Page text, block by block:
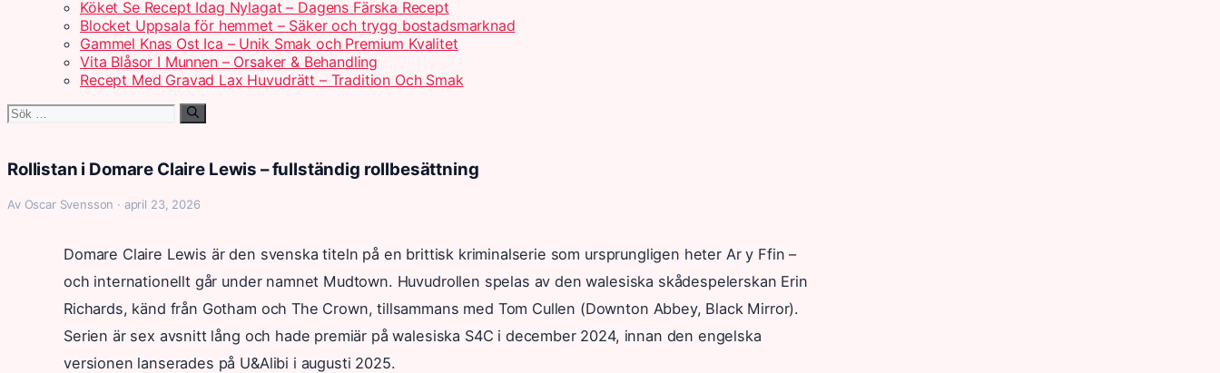
Köket Se Recept Idag Nylagat – Dagens Färska Recept
Blocket Uppsala för hemmet – Säker och trygg bostadsmarknad
Gammel Knas Ost Ica – Unik Smak och Premium Kvalitet
Vita Blåsor I Munnen – Orsaker & Behandling
Recept Med Gravad Lax Huvudrätt – Tradition Och Smak
Sök
Rollistan i Domare Claire Lewis – fullständig rollbesättning
Av Oscar Svensson · april 23, 2026
Domare Claire Lewis är den svenska titeln på en brittisk kriminalserie som ursprungligen heter Ar y Ffin –
och internationellt går under namnet Mudtown. Huvudrollen spelas av den walesiska skådespelerskan Erin
Richards, känd från Gotham och The Crown, tillsammans med Tom Cullen (Downton Abbey, Black Mirror).
Serien är sex avsnitt lång och hade premiär på walesiska S4C i december 2024, innan den engelska
versionen lanserades på U&Alibi i augusti 2025.